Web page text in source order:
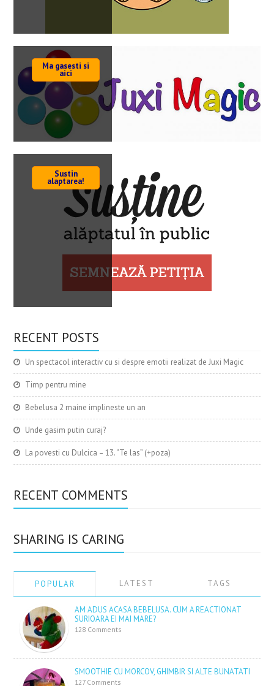
Ma gasesti si
aici
Sustin
alaptarea!
RECENT POSTS
Un spectacol interactiv cu si despre emotii realizat de Juxi Magic
Timp pentru mine
Bebelusa 2 maine implineste un an
Unde gasim putin curaj?
La povesti cu Dulcica – 13. “Te las” (+poza)
RECENT COMMENTS
SHARING IS CARING
POPULAR LATEST TAGS
AM ADUS ACASA BEBELUSA. CUM A REACTIONAT
SURIOARA EI MAI MARE?
128 Comments
SMOOTHIE CU MORCOV, GHIMBIR SI ALTE BUNATATI
127 Comments